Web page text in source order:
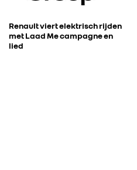
Renault viert elektrisch rijden
met Laad Me campagne en
lied